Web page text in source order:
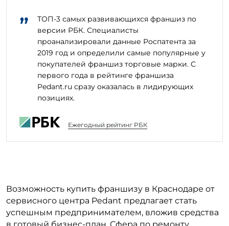
”
ТОП-3 самых развивающихся франшиз по
версии РБК. Специалисты
проанализировали данные Роспатента за
2019 год и определили самые популярные у
покупателей франшиз торговые марки. С
первого года в рейтинге франшиза
Pedant.ru сразу оказалась в лидирующих
позициях.
Ежегодный рейтинг РБК
Возможность купить франшизу в Краснодаре от
сервисного центра Pedant предлагает стать
успешным предпринимателем, вложив средства
в готовый бизнес-план. Сфера по ремонту